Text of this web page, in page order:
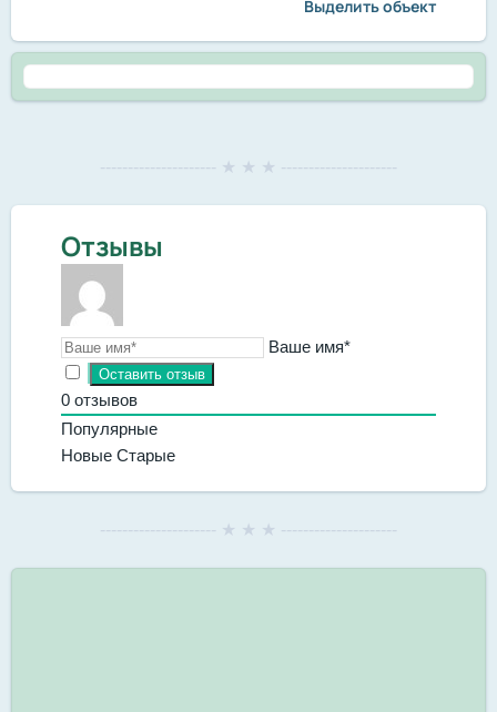
Выделить объект
--------------------- ★ ★ ★ ---------------------
Отзывы
Ваше имя*
0 отзывов
Популярные
Новые Старые
--------------------- ★ ★ ★ ---------------------